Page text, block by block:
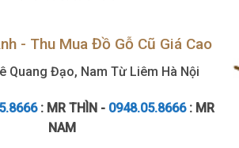
- Thu Mua Đồ Gỗ Cũ Giá Cao
Quang Đạo, Nam Từ Liêm Hà Nội
: MR THÌN - 0948.05.8666: MR
NAM